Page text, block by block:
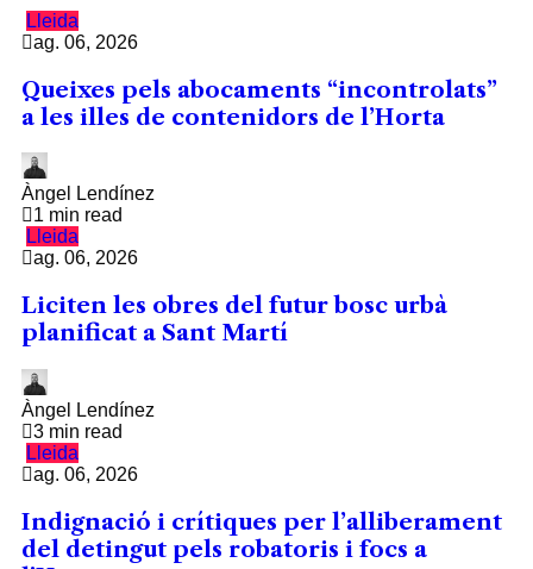
Lleida
ag. 06, 2026
Queixes pels abocaments “incontrolats”
a les illes de contenidors de l’Horta
Àngel Lendínez
1 min read
Lleida
ag. 06, 2026
Liciten les obres del futur bosc urbà
planificat a Sant Martí
Àngel Lendínez
3 min read
Lleida
ag. 06, 2026
Indignació i crítiques per l’alliberament
del detingut pels robatoris i focs a